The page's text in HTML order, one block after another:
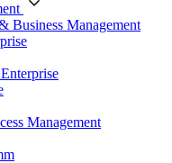
Business Management
Management